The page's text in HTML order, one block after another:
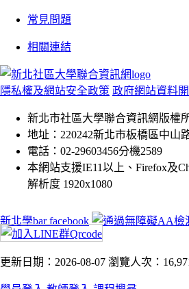
常見問題
相關連結
隱私權及網站安全政策 政府網站資料
新北市社區大學聯合資訊網版權
地址：220242新北市板橋區中山
電話：02-29603456分機2589
本網站支援IE11以上、Firefox及
解析度 1920x1080
新北學bar facebook
更新日期：2026-08-07 瀏覽人次：